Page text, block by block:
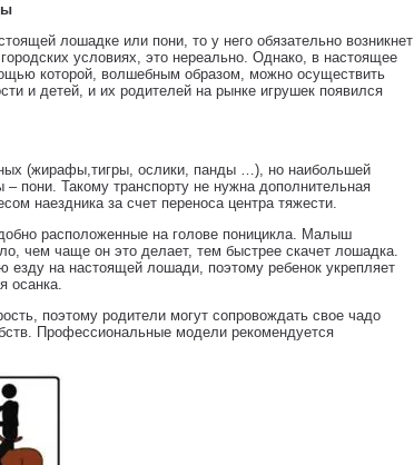
лошадке или пони, то у него обязательно возникнет
условиях, это нереально. Однако, в настоящее
которой, волшебным образом, можно осуществить
и детей, и их родителей на рынке игрушек появился
(жирафы,тигры, ослики, панды …), но наибольшей
пони. Такому транспорту не нужна дополнительная
наездника за счет переноса центра тяжести.
расположенные на голове поницикла. Малыш
чем чаще он это делает, тем быстрее скачет лошадка.
езду на настоящей лошади, поэтому ребенок укрепляет
осанка.
поэтому родители могут сопровождать свое чадо
Профессиональные модели рекомендуется